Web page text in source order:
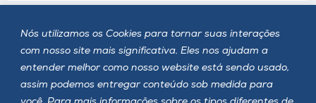
Nós utilizamos os Cookies para tornar suas interações
com nosso site mais significativa. Eles nos ajudam a
entender melhor como nosso website está sendo usado,
assim podemos entregar conteúdo sob medida para
Siga a Unoesc